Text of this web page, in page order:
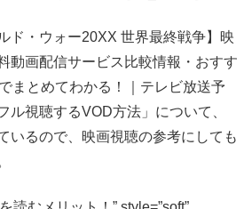
ド・ウォー20XX 世界最終戦争】映
動画配信サービス比較情報・おすす
まとめてわかる！｜テレビ放送予
ル視聴するVOD方法」について、
いるので、映画視聴の参考にしても